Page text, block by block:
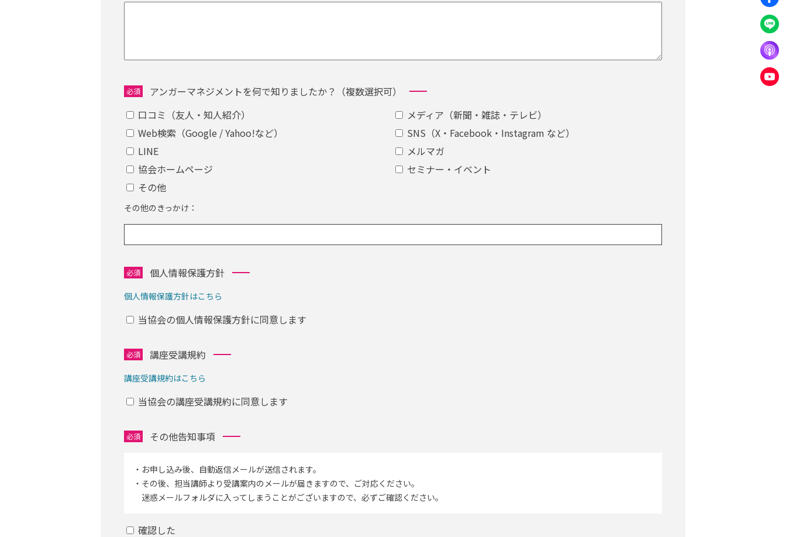
アンガーマネジメントを何で知りましたか？（複数選択可）
必須
口コミ（友人・知人紹介）
メディア（新聞・雑誌・テレビ）
Web検索（Google / Yahoo!など）
SNS（X・Facebook・Instagram など）
LINE
メルマガ
協会ホームページ
セミナー・イベント
その他
その他のきっかけ：
個人情報保護方針
必須
個人情報保護方針はこちら
当協会の個人情報保護方針に同意します
講座受講規約
必須
講座受講規約はこちら
当協会の講座受講規約に同意します
その他告知事項
必須
・お申し込み後、自動返信メールが送信されます。
・その後、担当講師より受講案内のメールが届きますので、ご対応ください。
迷惑メールフォルダに入ってしまうことがございますので、必ずご確認ください。
確認した